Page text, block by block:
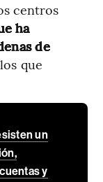
centros
ha
de
que
un
y